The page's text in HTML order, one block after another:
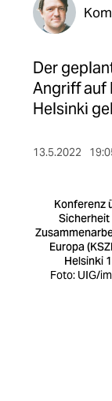
Der
Angriff auf
Helsinki
13.5.2022
Konferenz
Sicherheit
Europa
Helsinki
Foto: UIG/